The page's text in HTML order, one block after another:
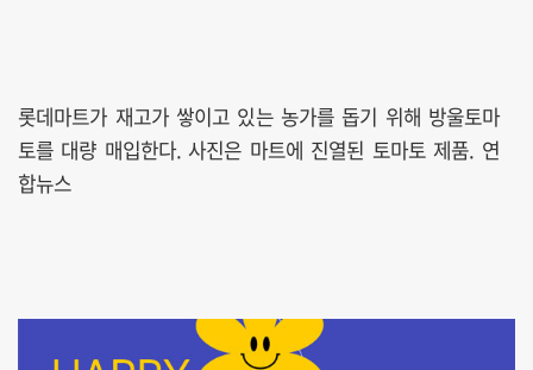
롯데마트가 재고가 쌓이고 있는 농가를 돕기 위해 방울토마
토를 대량 매입한다. 사진은 마트에 진열된 토마토 제품. 연
합뉴스